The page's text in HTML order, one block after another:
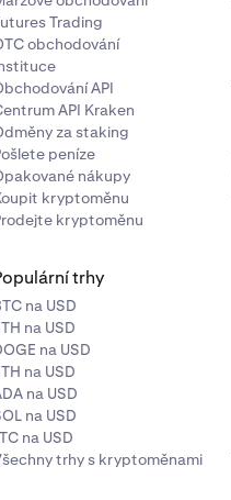
Trading
obchodování
API
API Kraken
za staking
peníze
nákupy
kryptoměnu
kryptoměnu
trhy
na USD
na USD
na USD
na USD
na USD
na USD
na USD
trhy s kryptoměnami